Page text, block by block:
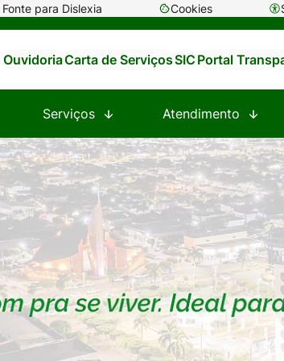
Fonte para Dislexia Cookies
Abrir
de
cookies
OuvidoriaCarta de ServiçosSIC Portal
Serviços Atendimento